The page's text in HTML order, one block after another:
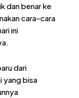
dan benar ke
cara-cara
ini
dari
yang bisa